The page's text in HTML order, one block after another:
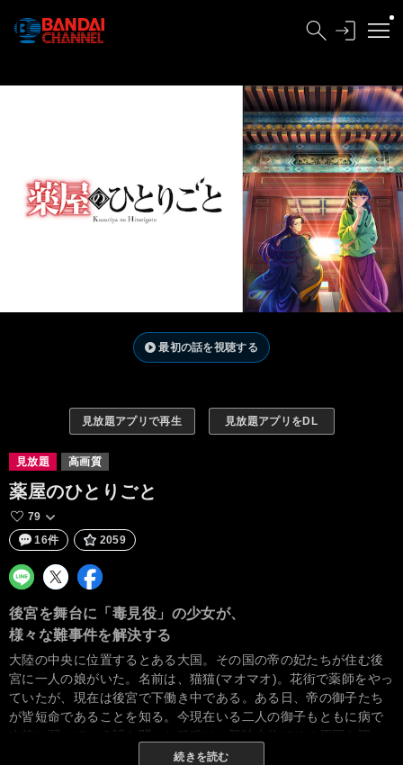
最初の話を視聴する
見放題アプリで再生 見放題アプリをDL
見放題 高画質
薬屋のひとりごと
79
16件
2059
後宮を舞台に「毒見役」の少女が、
様々な難事件を解決する
大陸の中央に位置するとある大国。その国の帝の妃たちが住む後
宮に一人の娘がいた。名前は、猫猫(マオマオ)。花街で薬師をやっ
ていたが、現在は後宮で下働き中である。ある日、帝の御子たち
が皆短命であることを知る。今現在いる二人の御子もともに病で
次第に弱っている話を聞いた猫猫は、興味本位でその原因を調べ
始める。呪いなどあるわけないと言わんばかりに。美形の宦官・
続きを読む